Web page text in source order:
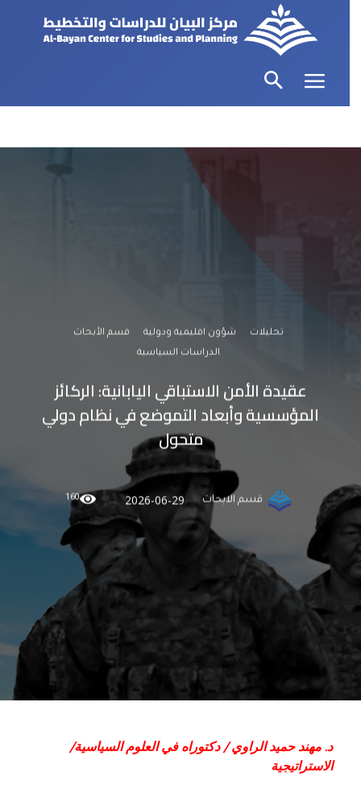
تحليلات شؤون اقليمية ودولية
قسم الأبحاث
الدراسات السياسية
عقيدة الأمن الاستباقي اليابانية: الركائز
المؤسسية وأبعاد التموضع في نظام دولي
متحول
قسم الابحاث 2026-06-29
160
د. مهند حميد الراوي / دكتوراه في العلوم السياسية/
الاستراتيجية